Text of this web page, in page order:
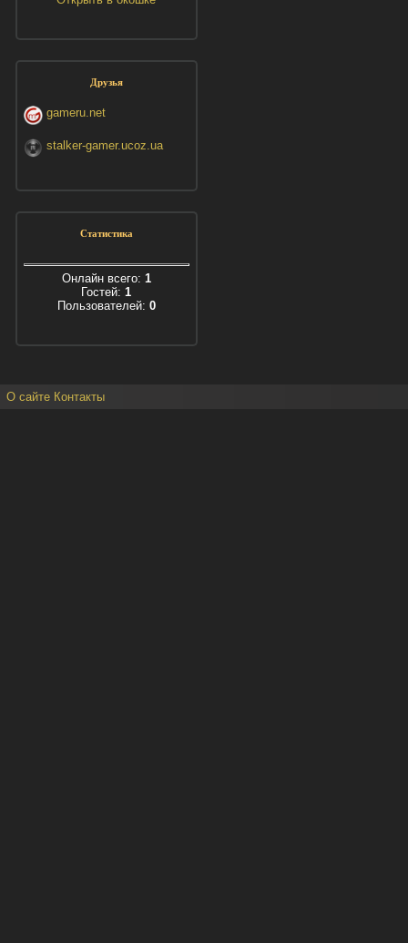
Друзья
gameru.net
stalker-gamer.ucoz.ua
Статистика
Онлайн всего: 1
Гостей: 1
Пользователей: 0
О сайте Контакты